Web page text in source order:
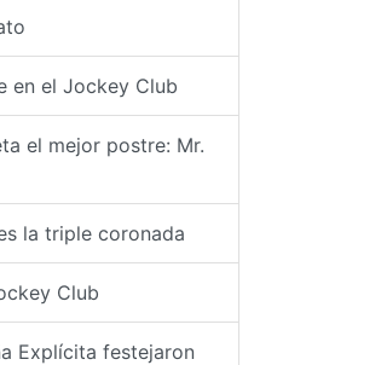
en el Jockey Club
el mejor postre: Mr.
la triple coronada
Club
Explícita festejaron